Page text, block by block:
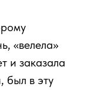
«велела»
и заказала
был в эту